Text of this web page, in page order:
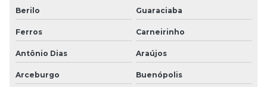
Berilo Guaraciaba
Ferros Carneirinho
Antônio Dias Araújos
Arceburgo Buenópolis